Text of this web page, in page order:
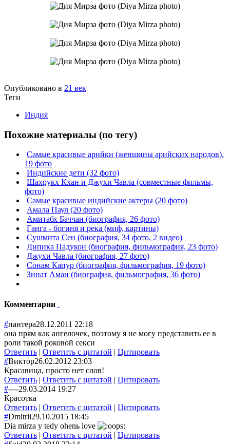
Опубликовано в 21 век
Теги
Индия
Похожие материалы (по тегу)
Самые красивые арийки (женщины арийских народов).
19 фото
Индийские дети (32 фото)
Шахрукх Кхан и Джухи Чавла (совместные фильмы,
фото)
Самые красивые индийские актеры (20 фото)
Амала Паул (20 фото)
Амитабх Баччан (биография, 26 фото)
Ганга - богиня и река (миф, картины)
Сушмита Сен (биография, 34 фото, 2 видео)
Дипика Падукон (биография, фильмография, 23 фото)
Джухи Чавла (биография, 27 фото)
Сонам Капур (биография, фильмография, 19 фото)
Зинат Аман (биография, фильмография, 36 фото)
Комментарии
#пантера28.12.2011 22:18
она прям как ангелочек, поэтому я не могу представить ее в
роли такой роковой секси
Ответить | Ответить с цитатой | Цитировать
#Виктор26.02.2012 23:03
Красавица, просто нет слов!
Ответить | Ответить с цитатой | Цитировать
#----29.03.2014 19:27
Красотка
Ответить | Ответить с цитатой | Цитировать
#Dmitrii29.10.2015 18:45
Dia mirza y tedy ohenь love
Ответить | Ответить с цитатой | Цитировать